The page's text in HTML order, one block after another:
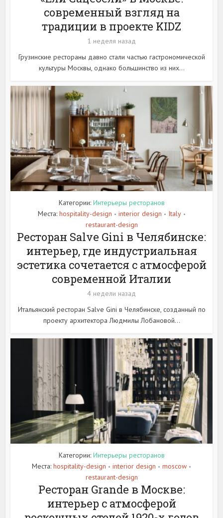
современный взгляд на
традиции в проекте KIDZ
1 неделя назад
Грузинские рестораны давно стали частью гастрономической
культуры Москвы, однако большинство из них...
Категории: Интерьеры ресторанов
Места: hospitality-design • interior design • Italy •
restaurant-design
Ресторан Salve Gini в Челябинске:
интерьер, где индустриальная
эстетика сочетается с атмосферой
современной Италии
4 недели назад
Итальянский ресторан Salve Gini в Челябинске, созданный по
проекту архитектора Людмилы Лобановой...
Категории: Интерьеры ресторанов
Места: hospitality-design • interior design • moscow •
restaurant-design
Ресторан Grande в Москве:
интерьер с атмосферой